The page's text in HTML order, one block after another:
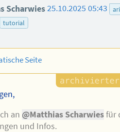
Scharwies25.10.2025 05:43
tutorial
Seite
an @Matthias Scharwiesfür
und Infos.